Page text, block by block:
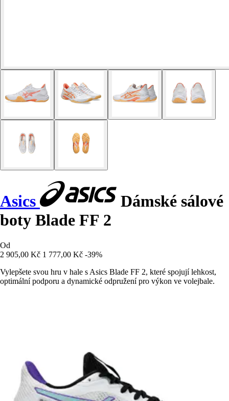
Asics
Dámské sálové
boty Blade FF 2
Od
2 905,00 Kč 1 777,00 Kč -39%
Vylepšete svou hru v hale s Asics Blade FF 2, které spojují lehkost,
optimální podporu a dynamické odpružení pro výkon ve volejbale.